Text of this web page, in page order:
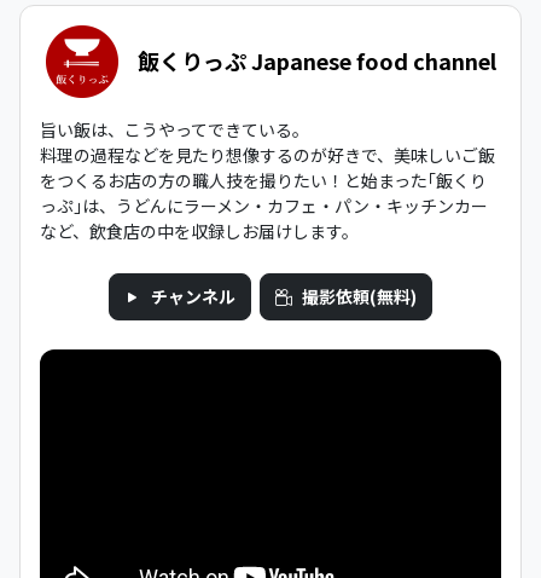
飯くりっぷ Japanese food channel
旨い飯は、こうやってできている。
料理の過程などを見たり想像するのが好きで、美味しいご飯
をつくるお店の方の職人技を撮りたい！と始まった｢飯くり
っぷ｣は、うどんにラーメン・カフェ・パン・キッチンカー
など、飲食店の中を収録しお届けします。
チャンネル 撮影依頼(無料)